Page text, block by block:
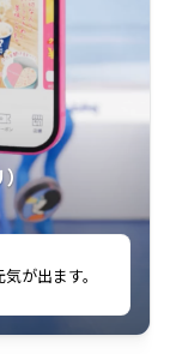
）
が出ます。
のが楽しいで